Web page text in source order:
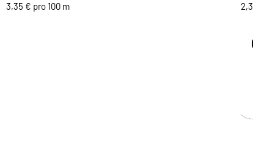
3,35 € pro 100 m